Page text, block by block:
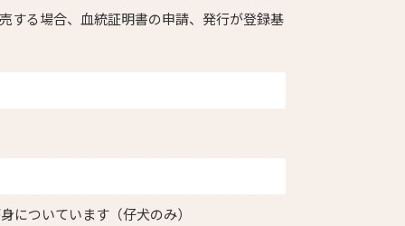
する場合、血統証明書の申請、発行が登録基
についています（仔犬のみ）